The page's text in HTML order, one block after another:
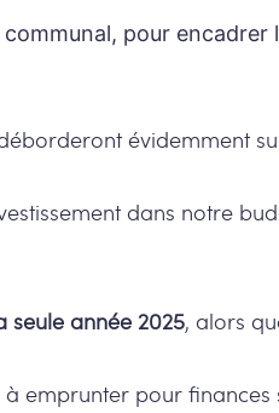
pour
évidemment
dans notre
seule année 2025, alors
emprunter pour